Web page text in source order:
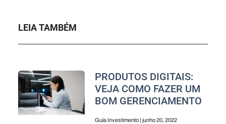
LEIA TAMBÉM
PRODUTOS DIGITAIS:
VEJA COMO FAZER UM
BOM GERENCIAMENTO
Guia Investimento junho 20, 2022